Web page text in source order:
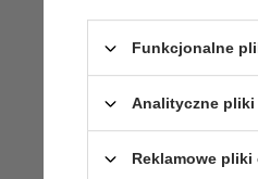
Funkcjonalne
Analityczne
Reklamowe pliki